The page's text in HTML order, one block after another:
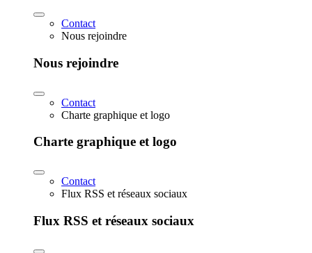
Contact
Nous rejoindre
Nous rejoindre
Contact
Charte graphique et logo
Charte graphique et logo
Contact
Flux RSS et réseaux sociaux
Flux RSS et réseaux sociaux